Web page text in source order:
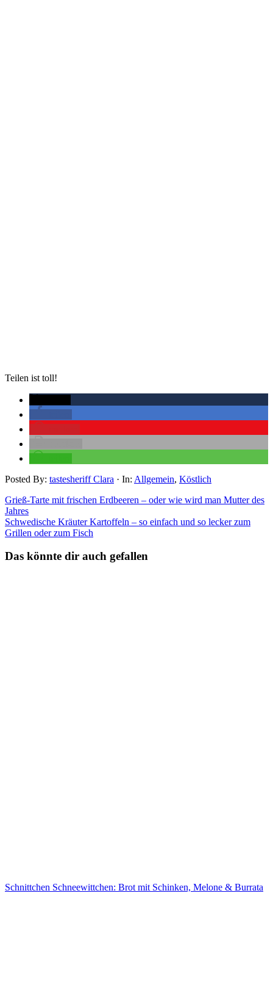
Teilen ist toll!
Posted By: tastesheriff Clara · In: Allgemein, Köstlich
Grieß-Tarte mit frischen Erdbeeren – oder wie wird man Mutter des
Jahres
Schwedische Kräuter Kartoffeln – so einfach und so lecker zum
Grillen oder zum Fisch
Das könnte dir auch gefallen
Schnittchen Schneewittchen: Brot mit Schinken, Melone & Burrata